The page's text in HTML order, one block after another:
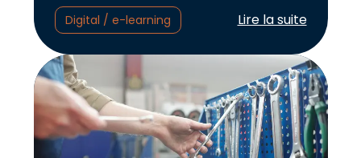
Digital / e-learning Lire l'article :
Lire la suite